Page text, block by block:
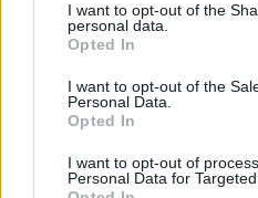
not limited to your visit or
grant or deny consent to
use your data for below
consent section.
I want to opt-out of the
personal data.
Opted In
I want to opt-out of the
Personal Data.
Opted In
I want to opt-out of
Personal Data for Targeted
ÖRÖMHÍR: TÍZ ÉVE NEM
Júliusban mindössze 1,2